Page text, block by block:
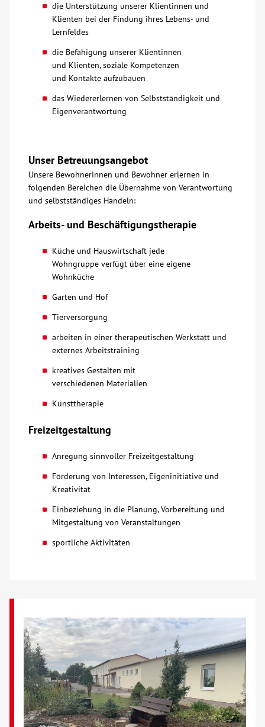
die Unterstützung unserer Klientinnen und
Klienten bei der Findung ihres Lebens- und
Lernfeldes
die Befähigung unserer Klientinnen
und Klienten, soziale Kompetenzen
und Kontakte aufzubauen
das Wiedererlernen von Selbstständigkeit und
Eigenverantwortung
Unser Betreuungsangebot
Unsere Bewohnerinnen und Bewohner erlernen in
folgenden Bereichen die Übernahme von Verantwortung
und selbstständiges Handeln:
Arbeits- und Beschäftigungstherapie
Küche und Hauswirtschaft jede
Wohngruppe verfügt über eine eigene
Wohnküche
Garten und Hof
Tierversorgung
arbeiten in einer therapeutischen Werkstatt und
externes Arbeitstraining
kreatives Gestalten mit
verschiedenen Materialien
Kunsttherapie
Freizeitgestaltung
Anregung sinnvoller Freizeitgestaltung
Förderung von Interessen, Eigeninitiative und
Kreativität
Einbeziehung in die Planung, Vorbereitung und
Mitgestaltung von Veranstaltungen
sportliche Aktivitäten